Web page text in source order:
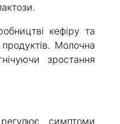
кефіру та
Молочна
зростання
симптоми